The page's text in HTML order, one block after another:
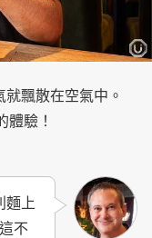
飄散在空氣中。
體驗！
麵上
不